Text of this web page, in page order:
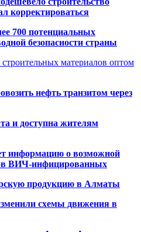
корректироваться
700 потенциальных
безопасности страны
материалов оптом
нефть транзитом через
и доступна жителям
информацию о возможной
ВИЧ-инфицированных
продукцию в Алматы
схемы движения в